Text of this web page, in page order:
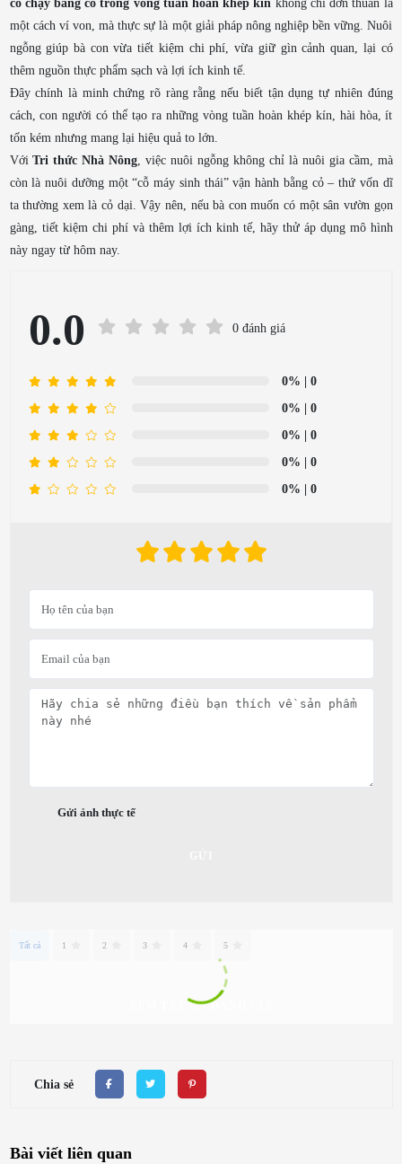
cỏ chạy bằng cỏ trong vòng tuần hoàn khép kín không chỉ đơn thuần là
một cách ví von, mà thực sự là một giải pháp nông nghiệp bền vững. Nuôi
ngỗng giúp bà con vừa tiết kiệm chi phí, vừa giữ gìn cảnh quan, lại có
thêm nguồn thực phẩm sạch và lợi ích kinh tế.
Đây chính là minh chứng rõ ràng rằng nếu biết tận dụng tự nhiên đúng
cách, con người có thể tạo ra những vòng tuần hoàn khép kín, hài hòa, ít
tốn kém nhưng mang lại hiệu quả to lớn.
VớiTri thức Nhà Nông, việc nuôi ngỗng không chỉ là nuôi gia cầm, mà
còn là nuôi dưỡng một “cỗ máy sinh thái” vận hành bằng cỏ – thứ vốn dĩ
ta thường xem là cỏ dại. Vậy nên, nếu bà con muốn có một sân vườn gọn
gàng, tiết kiệm chi phí và thêm lợi ích kinh tế, hãy thử áp dụng mô hình
này ngay từ hôm nay.
0.0 0 đánh giá
0% | 0
0% | 0
0% | 0
0% | 0
0% | 0
Gửi ảnh thực tế
Tất cả 1 2 3 4 5
XEM TẤT CẢ ĐÁNH GIÁ
Chia sẻ
Bài viết liên quan